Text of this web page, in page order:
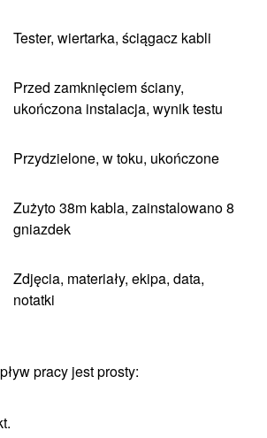
Tester, wiertarka, ściągacz kabli
Przed zamknięciem ściany,
ukończona instalacja, wynik testu
Przydzielone, w toku, ukończone
Zużyto 38m kabla, zainstalowano 8
gniazdek
Zdjęcia, materiały, ekipa, data,
notatki
pracy jest prosty: